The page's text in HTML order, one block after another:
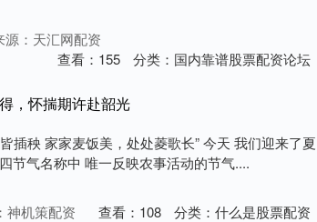
源：天汇网配资
查看： 155 分类： 国内靠谱股票配资论坛
，怀揣期许赴韶光
插秧 家家麦饭美，处处菱歌长” 今天 我们迎来了夏
气名称中 唯一反映农事活动的节气....
神机策配资 查看： 108 分类： 什么是股票配资